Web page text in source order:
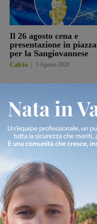
Il 26 agosto cena e
presentazione in piazza
per la Sangiovannese
Calcio 5 Agosto 2026
Ennesimo atto di
violenza contro gli
animali: a Montalto
gatto colpito da pallini.
Enpa: “Atto
ingiustificabile”